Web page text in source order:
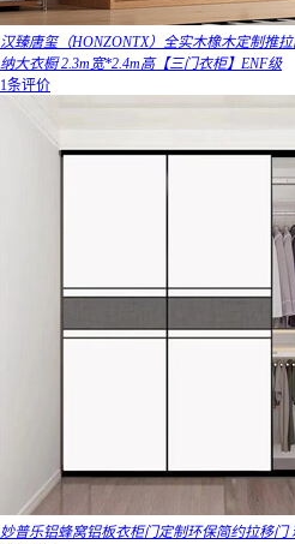
汉臻唐玺（HONZONTX）全实木橡木定制推
纳大衣橱 2.3m宽*2.4m高【三门衣柜】ENF级
1条评价
妙普乐铝蜂窝铝板衣柜门定制环保简约拉移门